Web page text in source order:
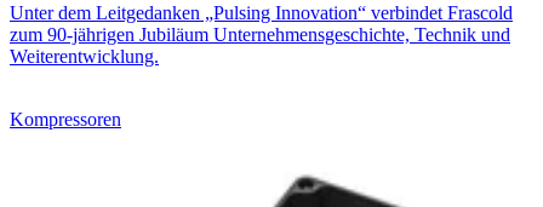
Unter dem Leitgedanken „Pulsing Innovation“ verbindet Frascold
zum 90-jährigen Jubiläum Unternehmensgeschichte, Technik und
Weiterentwicklung.
Kompressoren